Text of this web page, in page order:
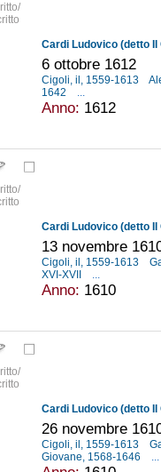
Cardi Ludovico (detto Il
6 ottobre 1612
Cigoli, il, 1559-1613
1642
...
Anno: 1612
Cardi Ludovico (detto Il
13 novembre
Cigoli, il, 1559-1613
XVI-XVII
...
Anno: 1610
Cardi Ludovico (detto Il
26 novembre
Cigoli, il, 1559-1613
Giovane, 1568-1646